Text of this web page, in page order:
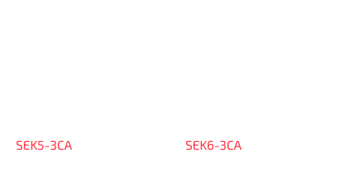
SEK5-3CA SEK6-3CA